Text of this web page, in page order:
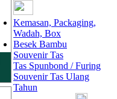
Kemasan, Packaging,
Wadah, Box
Besek Bambu
Souvenir Tas
Tas Spunbond / Furing
Souvenir Tas Ulang
Tahun